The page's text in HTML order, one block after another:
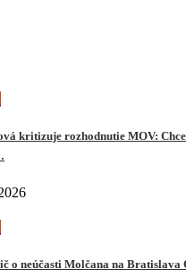
kritizuje rozhodnutie MOV:
o neúčasti Molčana na Bratislava